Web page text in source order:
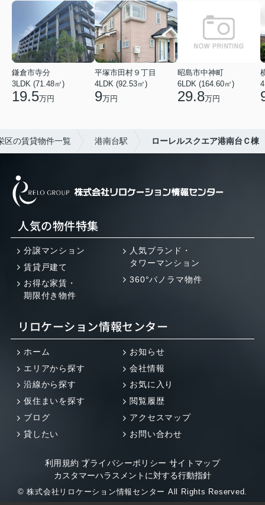
鎌倉市寺分
3LDK (71.48㎡)
19.5万円
平塚市田村９丁目
4LDK (92.53㎡)
9万円
昭島市中神町
6LDK (164.60㎡)
29.8万円
区の賃貸物件一覧 港南台駅 ローレルスクエア港南台Ｃ棟
人気の物件特集
分譲マンション
賃貸戸建て
お得な家賃・
期限付き物件
人気ブランド・
タワーマンション
360°パノラマ物件
リロケーション情報センター
ホーム
エリアから探す
沿線から探す
仮住まいを探す
ブログ
貸したい
お知らせ
会社情報
お気に入り
閲覧履歴
アクセスマップ
お問い合わせ
利用規約 プライバシーポリシー サイトマップ
カスタマーハラスメントに対する行動指針
© 株式会社リロケーション情報センター All Rights Reserved.